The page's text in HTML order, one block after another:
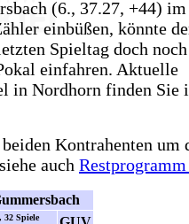
(6., 37.27, +44)
einbüßen, könnte
Spieltag doch
einfahren. Aktuelle
in Nordhorn finden Sie
Kontrahenten um
auch
32 Spiele